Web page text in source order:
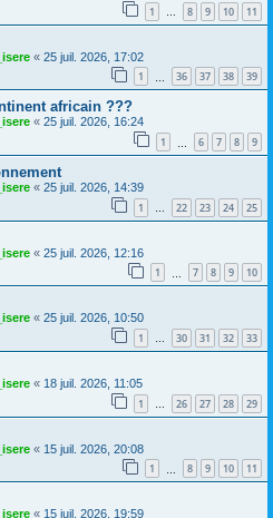
1 … 8 9 10 11
« 25 juil. 2026, 17:02
1 36 37 38 39
africain ???
« 25 juil. 2026, 16:24
1 6 7 8 9
« 25 juil. 2026, 14:39
1 … 22 23 24 25
« 25 juil. 2026, 12:16
1 7 8 9 10
« 25 juil. 2026, 10:50
1 … 30 31 32 33
« 18 juil. 2026, 11:05
1 … 26 27 28 29
« 15 juil. 2026, 20:08
1 8 9 10 11
« 15 juil. 2026, 19:59